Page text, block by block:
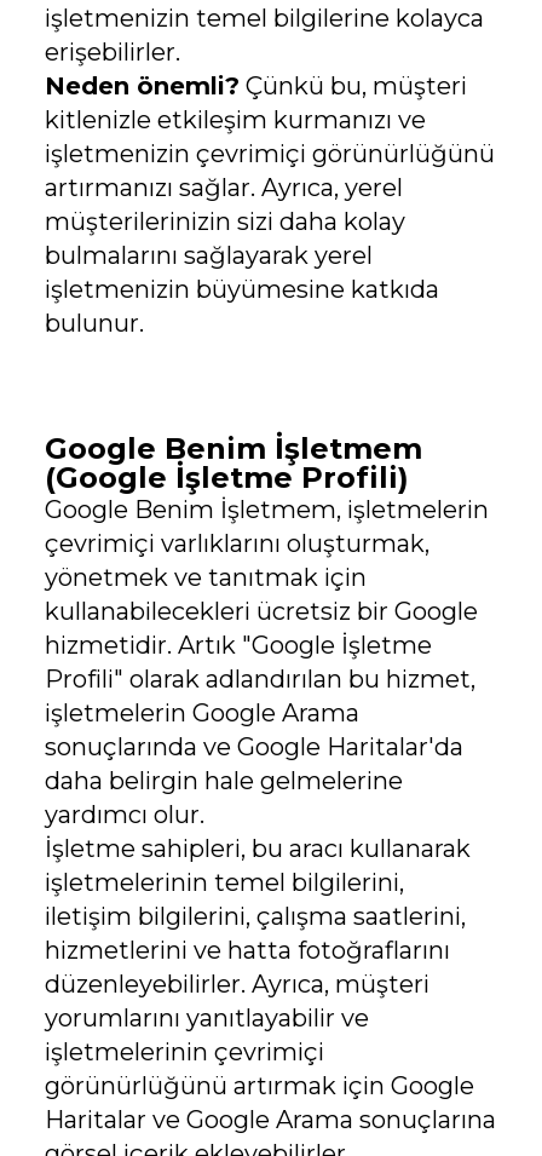
işletmenizin temel bilgilerine kolayca
erişebilirler.
Neden önemli? Çünkü bu, müşteri
kitlenizle etkileşim kurmanızı ve
işletmenizin çevrimiçi görünürlüğünü
artırmanızı sağlar. Ayrıca, yerel
müşterilerinizin sizi daha kolay
bulmalarını sağlayarak yerel
işletmenizin büyümesine katkıda
bulunur.
Google Benim İşletmem
(Google İşletme Profili)
Google Benim İşletmem, işletmelerin
çevrimiçi varlıklarını oluşturmak,
yönetmek ve tanıtmak için
kullanabilecekleri ücretsiz bir Google
hizmetidir. Artık "Google İşletme
Profili" olarak adlandırılan bu hizmet,
işletmelerin Google Arama
sonuçlarında ve Google Haritalar'da
daha belirgin hale gelmelerine
yardımcı olur.
İşletme sahipleri, bu aracı kullanarak
işletmelerinin temel bilgilerini,
iletişim bilgilerini, çalışma saatlerini,
hizmetlerini ve hatta fotoğraflarını
düzenleyebilirler. Ayrıca, müşteri
yorumlarını yanıtlayabilir ve
işletmelerinin çevrimiçi
görünürlüğünü artırmak için Google
Haritalar ve Google Arama sonuçlarına